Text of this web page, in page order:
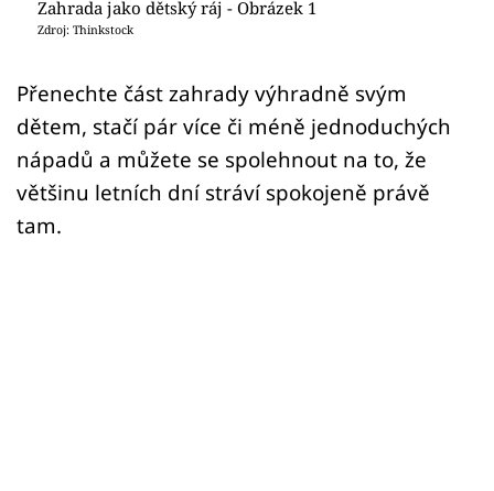
Zahrada jako dětský ráj - Obrázek 1
Zdroj: Thinkstock
Přenechte část zahrady výhradně svým
dětem, stačí pár více či méně jednoduchých
nápadů a můžete se spolehnout na to, že
většinu letních dní stráví spokojeně právě
tam.